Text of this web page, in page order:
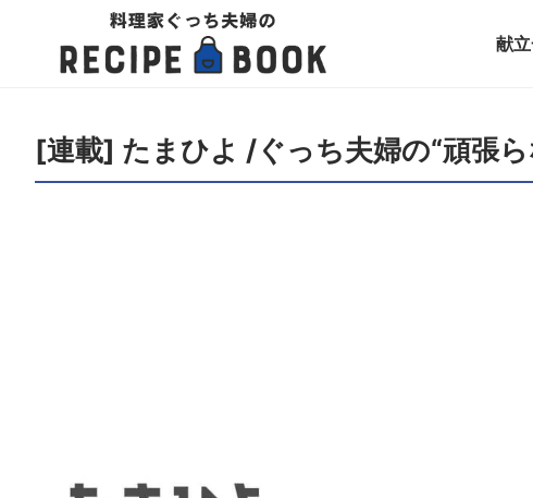
献
[連載] たまひよ /ぐっち夫婦の“頑張